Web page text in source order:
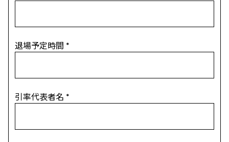
退場予定時間 *
引率代表者名 *